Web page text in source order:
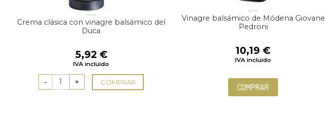
Crema clásica con vinagre balsámico del
Duca
5,92 €
IVA incluido
COMPRAR
Vinagre balsámico de Módena Giovane
Pedroni
10,19 €
IVA incluido
COMPRAR